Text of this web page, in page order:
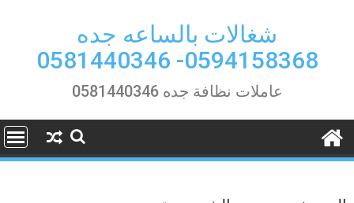
شغالات بالساعه جده
0594158368- 0581440346
عاملات نظافة جده 0581440346